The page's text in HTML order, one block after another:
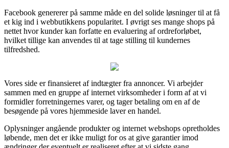
Facebook genererer på samme måde en del solide løsninger til at få
et kig ind i webbutikkens popularitet. I øvrigt ses mange shops på
nettet hvor kunder kan forfatte en evaluering af ordreforløbet,
hvilket tillige kan anvendes til at tage stilling til kundernes
tilfredshed.
Vores side er finansieret af indtægter fra annoncer. Vi arbejder
sammen med en gruppe af internet virksomheder i form af at vi
formidler forretningernes varer, og tager betaling om en af de
besøgende på vores hjemmeside laver en handel.
Oplysninger angående produkter og internet webshops opretholdes
løbende, men det er ikke muligt for os at give garantier imod